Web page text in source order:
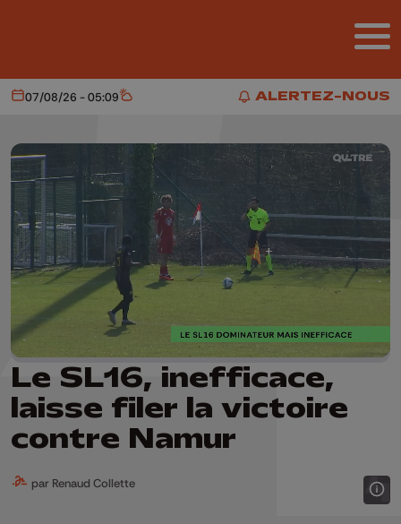
ALERTEZ-NOUS
ALERTEZ-NOUS
Aujourd'hui
07/08/26 - 05:09 Météo
Le SL16, inefficace,
laisse filer la victoire
contre Namur
par Renaud Collette